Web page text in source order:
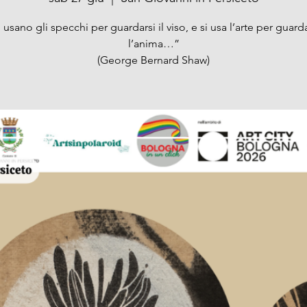
usano gli specchi per guardarsi il viso, e si usa l’arte per
l’anima…”
(George Bernard Shaw)